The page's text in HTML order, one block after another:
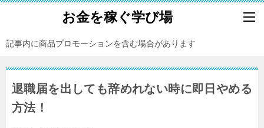
お金を稼ぐ学び場
記事内に商品プロモーションを含む場合があります
退職届を出しても辞めれない時に即日やめる
方法！